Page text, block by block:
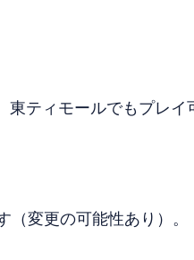
ティモールでもプレイ
変更の可能性あり）。